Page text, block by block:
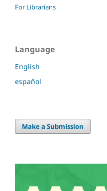
For Librarians
Language
English
español
Make a Submission